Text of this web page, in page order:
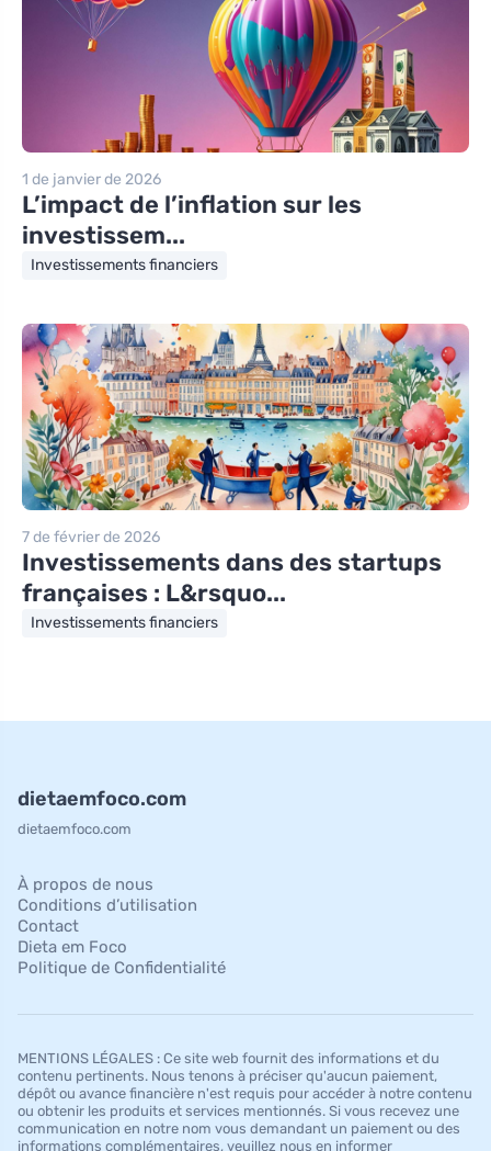
1 de janvier de 2026
L’impact de l’inflation sur les
investissem...
Investissements financiers
7 de février de 2026
Investissements dans des startups
françaises : L&rsquo...
Investissements financiers
dietaemfoco.com
dietaemfoco.com
À propos de nous
Conditions d’utilisation
Contact
Dieta em Foco
Politique de Confidentialité
MENTIONS LÉGALES : Ce site web fournit des informations et du
contenu pertinents. Nous tenons à préciser qu'aucun paiement,
dépôt ou avance financière n'est requis pour accéder à notre contenu
ou obtenir les produits et services mentionnés. Si vous recevez une
communication en notre nom vous demandant un paiement ou des
informations complémentaires, veuillez nous en informer